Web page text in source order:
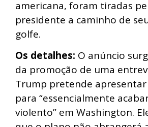
americana, foram tiradas
presidente a caminho de
golfe.
Os detalhes: O anúncio
da promoção de uma
Trump pretende
para “essencialmente
violento” em Washington.